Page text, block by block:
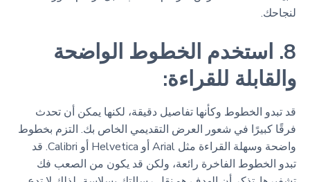
لنجاحك.
8. استخدم الخطوط الواضحة
والقابلة للقراءة:
قد تبدو الخطوط وكأنها تفاصيل دقيقة، لكنها يمكن أن تحدث
فرقًا كبيرًا في شعور العرض التقديمي الخاص بك. التزم بخطوط
واضحة وسهلة القراءة مثل Arial أو Helvetica أو Calibri. قد
تبدو الخطوط الفاخرة رائعة، ولكن قد يكون من الصعب فك